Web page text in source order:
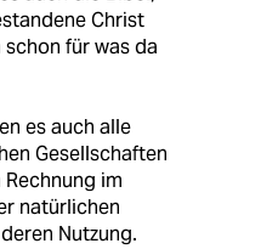
Christ
für was da
es auch alle
Gesellschaften
im
natürlichen
Nutzung.